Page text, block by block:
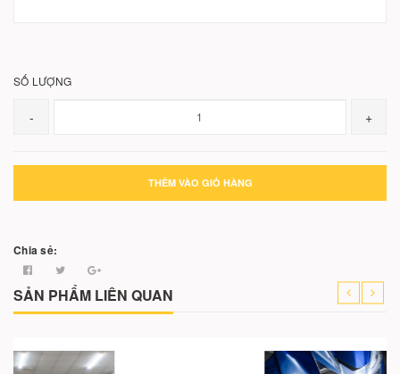
SỐ LƯỢNG
- +
THÊM VÀO GIỎ HÀNG
Chia sẻ:
SẢN PHẨM LIÊN QUAN